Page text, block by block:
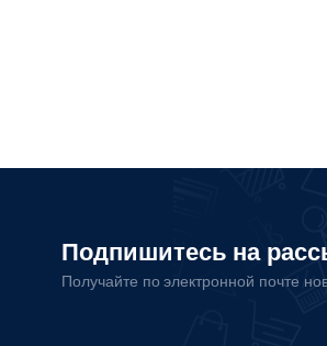
Подпишитесь на
Получайте по электронной почте